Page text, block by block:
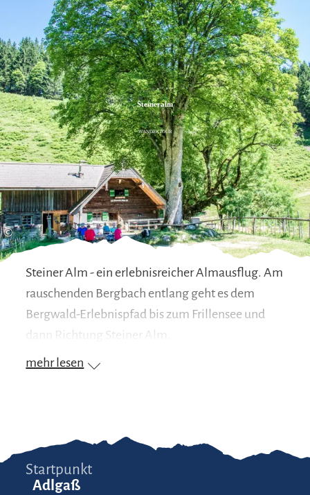
Zum
Inhalt
Zur
Suche
Zum
Footer
©
Steineralm
WANDERTOUR
Steiner Alm - ein erlebnisreicher Almausflug. Am
rauschenden Bergbach entlang geht es dem
Bergwald-Erlebnispfad bis zum Frillensee und
dann Richtung Steiner Alm.
mehr lesen
Startpunkt
Adlgaß